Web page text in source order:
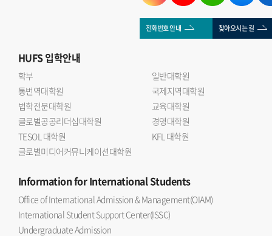
전화번호 안내 찾아오시는 길
HUFS입학안내
학부
일반대학원
통번역대학원
국제지역대학원
법학전문대학원
교육대학원
글로벌공공리더십대학원
경영대학원
TESOL 대학원
KFL 대학원
글로벌미디어커뮤니케이션대학원
Informationfor International Students
Office of International Admission & Management(OIAM)
International Student Support Center(ISSC)
Undergraduate Admission